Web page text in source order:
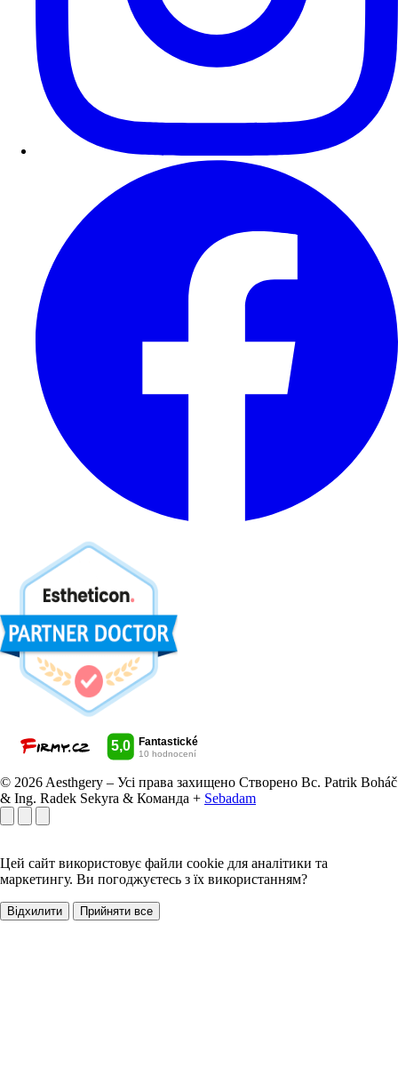
© 2026 Aesthgery – Усі права захищено Створено Bc. Patrik Boháč
& Ing. Radek Sekyra & Команда + Sebadam
Цей сайт використовує файли cookie для аналітики та
маркетингу. Ви погоджуєтесь з їх використанням?
Відхилити Прийняти все